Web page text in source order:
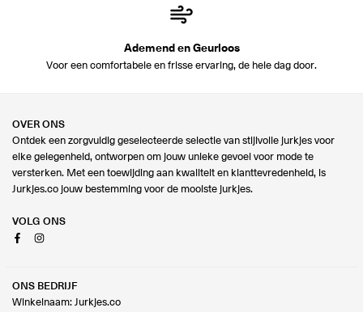
Ademend en Geurloos
Voor een comfortabele en frisse ervaring, de hele dag door.
OVER ONS
Ontdek een zorgvuldig geselecteerde selectie van stijlvolle jurkjes voor
elke gelegenheid, ontworpen om jouw unieke gevoel voor mode te
versterken. Met een toewijding aan kwaliteit en klanttevredenheid, is
Jurkjes.co jouw bestemming voor de mooiste jurkjes.
VOLG ONS
FacebookInstagram
ONS BEDRIJF
Winkelnaam: Jurkjes.co